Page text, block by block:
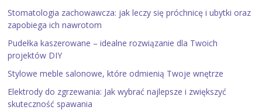
Stomatologia zachowawcza: jak leczy się próchnicę i ubytki oraz
zapobiega ich nawrotom
Pudełka kaszerowane – idealne rozwiązanie dla Twoich
projektów DIY
Stylowe meble salonowe, które odmienią Twoje wnętrze
Elektrody do zgrzewania: Jak wybrać najlepsze i zwiększyć
skuteczność spawania